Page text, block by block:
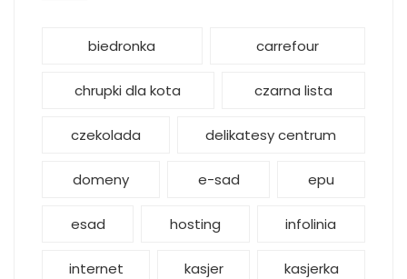
biedronka carrefour
chrupki dla kota czarna lista
czekolada delikatesy centrum
domeny e-sad epu
esad hosting infolinia
internet kasjer kasjerka